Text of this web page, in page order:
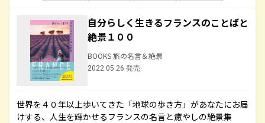
自分らしく生きるフランスのことばと
絶景１００
BOOKS 旅の名言＆絶景
2022.05.26 発売
世界を４０年以上歩いてきた「地球の歩き方」があなたにお届
けする、人生を輝かせるフランスの名言と癒やしの絶景集